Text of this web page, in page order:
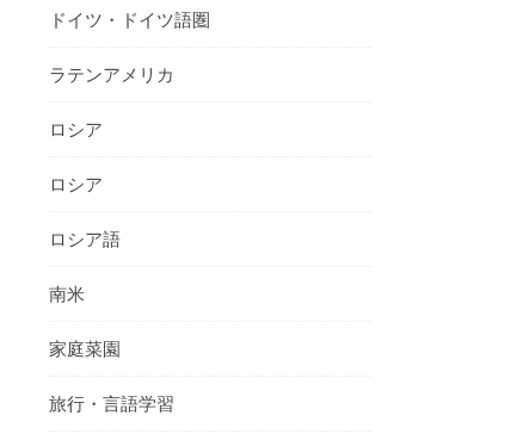
ドイツ・ドイツ語圏
ラテンアメリカ
ロシア
ロシア
ロシア語
南米
家庭菜園
旅行・言語学習